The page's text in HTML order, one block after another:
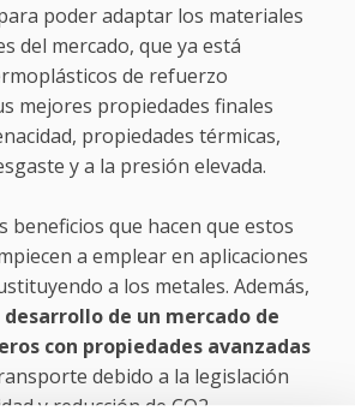
poder adaptar los materiales
del mercado, que ya está
de refuerzo
mejores propiedades finales
propiedades térmicas,
y a la presión elevada.
beneficios que hacen que estos
a emplear en aplicaciones
a los metales. Además,
de un mercado de
con propiedades avanzadas
debido a la legislación